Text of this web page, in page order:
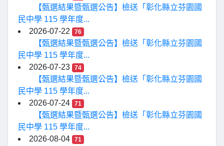
【甄選結果暨甄選公告】檢送「彰化縣立芬園國
民中學 115 學年度...
2026-07-22
76
【甄選結果暨甄選公告】檢送「彰化縣立芬園國
民中學 115 學年度...
2026-07-23
74
【甄選結果暨甄選公告】檢送「彰化縣立芬園國
民中學 115 學年度...
2026-07-24
71
【甄選結果暨甄選公告】檢送「彰化縣立芬園國
民中學 115 學年度...
2026-08-04
71